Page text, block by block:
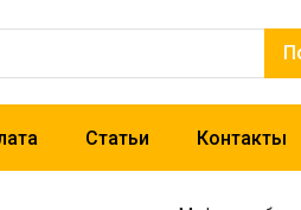
Статьи Контакты